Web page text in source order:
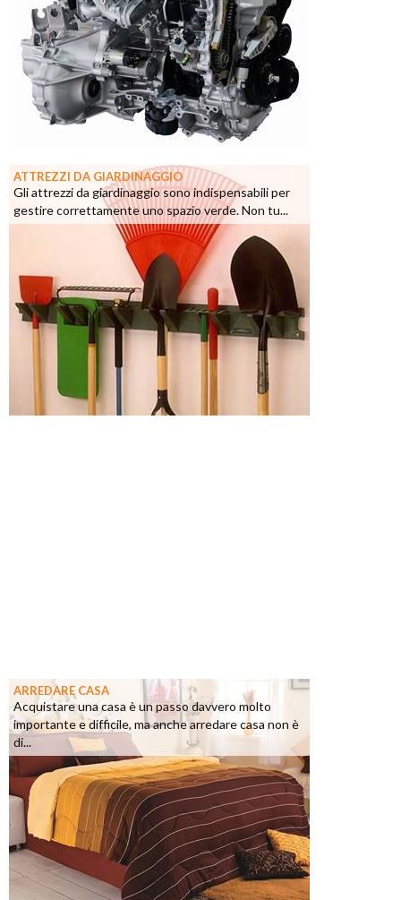
ATTREZZI DA GIARDINAGGIO
Gli attrezzi da giardinaggio sono indispensabili per
gestire correttamente uno spazio verde. Non tu...
ARREDARE CASA
Acquistare una casa è un passo davvero molto
importante e difficile, ma anche arredare casa non è
di...